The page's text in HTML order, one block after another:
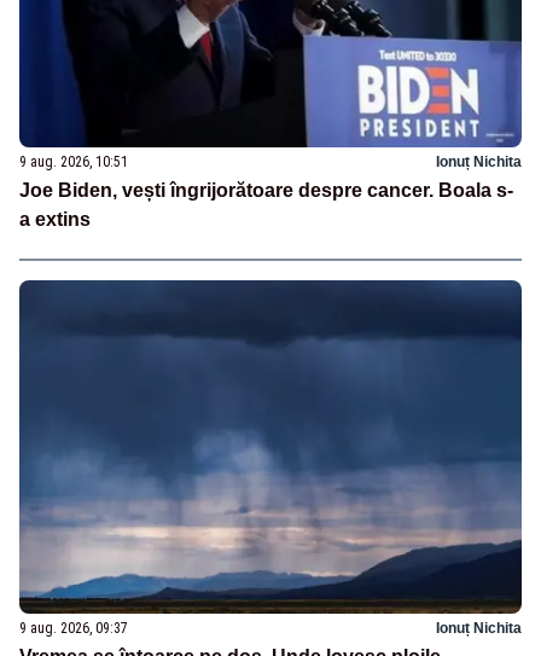
9 aug. 2026, 10:51 Ionuț Nichita
Joe Biden, vești îngrijorătoare despre cancer. Boala s-
a extins
9 aug. 2026, 09:37 Ionuț Nichita